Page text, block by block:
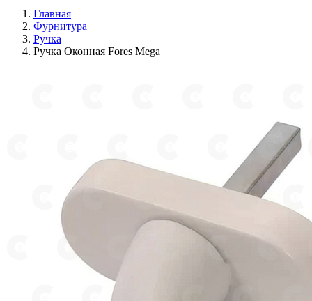
Главная
Фурнитура
Ручка
Ручка Оконная Fores Mega